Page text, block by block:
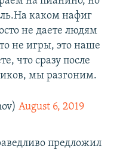
каком нафиг
не даете людям
не игры, это наше
что сразу после
мы разгоним.
August 6, 2019
предложил